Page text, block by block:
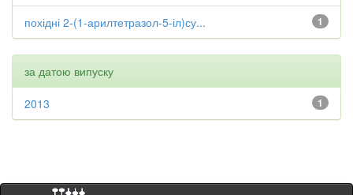
1
похідні 2-(1-арилтетразол-5-іл)су...
за датою випуску
1
2013